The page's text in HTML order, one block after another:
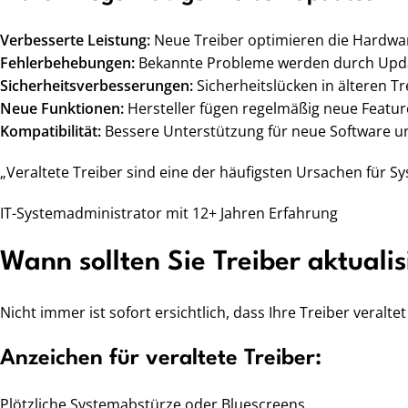
Verbesserte Leistung: Neue Treiber optimieren die
Fehlerbehebungen: Bekannte Probleme werden durch
Sicherheitsverbesserungen:Sicherheitslücken in älteren
Neue Funktionen: Hersteller fügen regelmäßig neue
Kompatibilität: Bessere Unterstützung für neue Software
„Veraltete Treiber sind eine der häufigsten Ursachen für
IT-Systemadministrator mit 12+ Jahren Erfahrung
Wann sollten Sie Treiber
Nicht immer ist sofort ersichtlich, dass Ihre Treiber
Anzeichen für veraltete Treiber: